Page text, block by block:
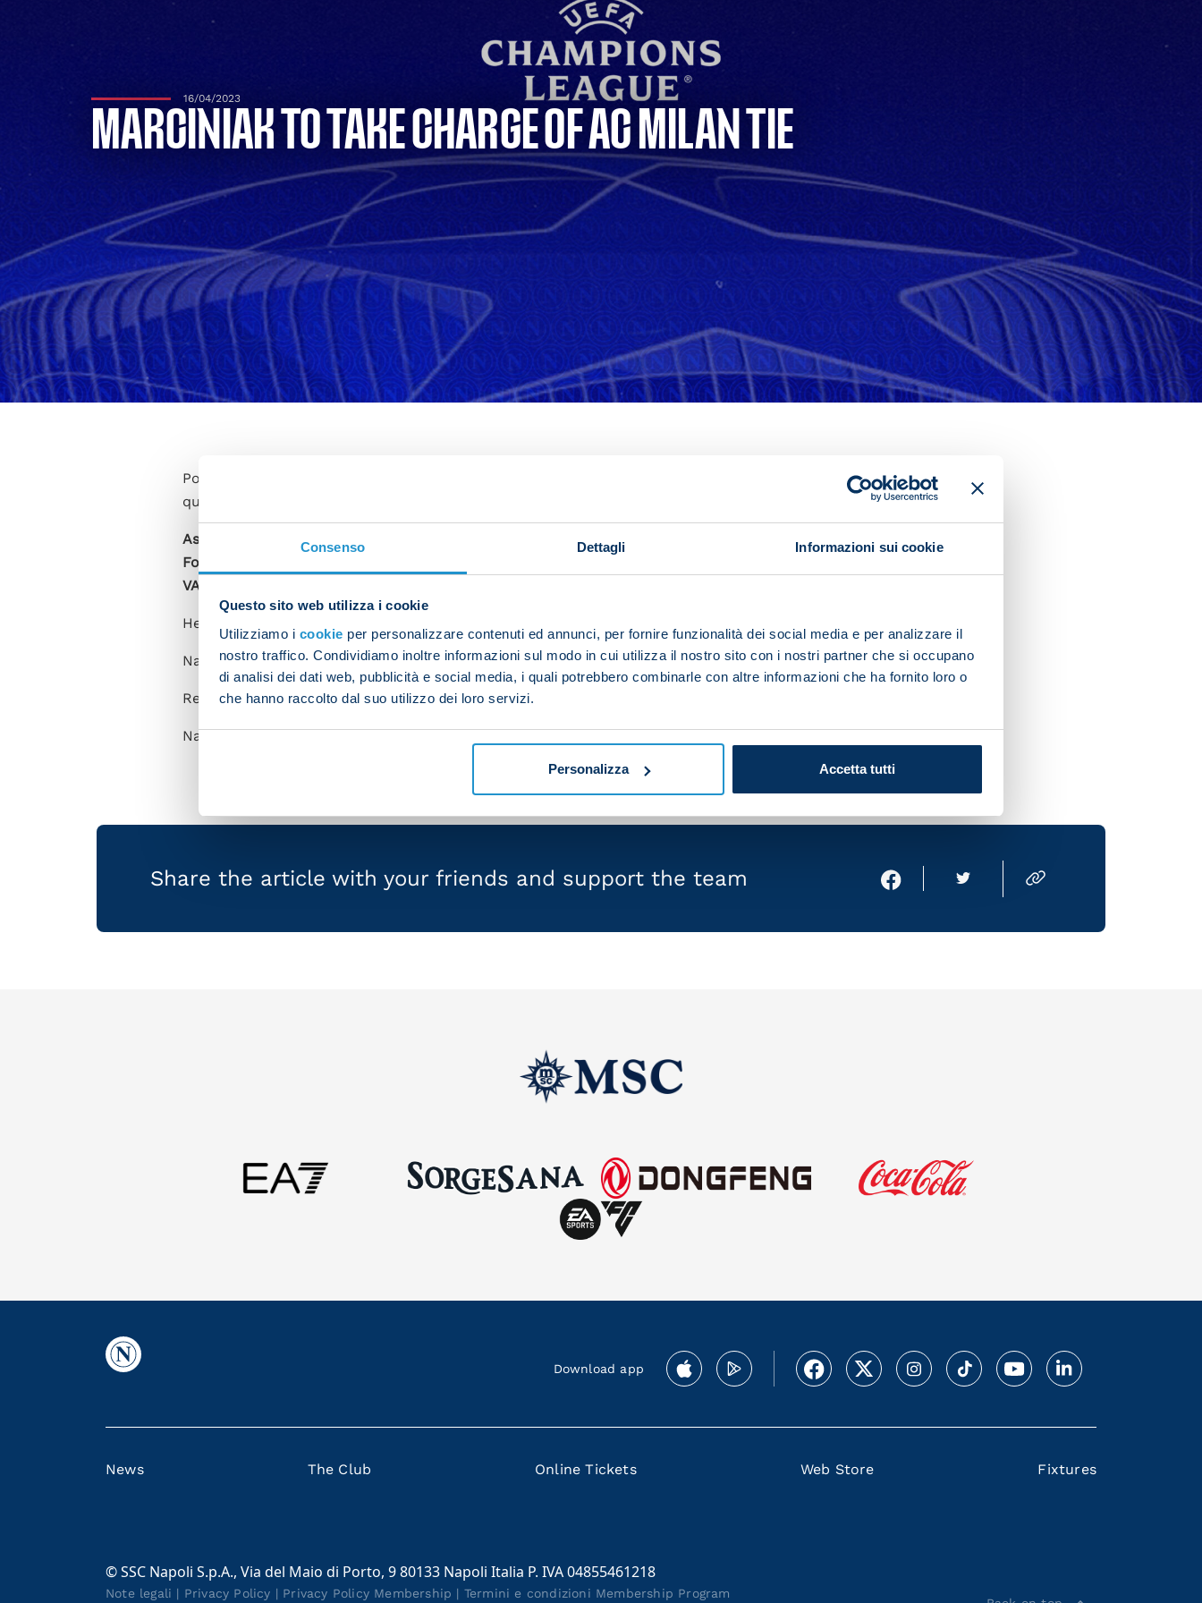
Consenso Dettagli Informazioni sui cookie
Questo sito web utilizza i cookie
Utilizziamo i cookie per personalizzare contenuti ed annunci, per fornire funzionalità dei social media e per analizzare il
nostro traffico. Condividiamo inoltre informazioni sul modo in cui utilizza il nostro sito con i nostri partner che si occupano
di analisi dei dati web, pubblicità e social media, i quali potrebbero combinarle con altre informazioni che ha fornito loro o
che hanno raccolto dal suo utilizzo dei loro servizi.
Personalizza Accetta tutti
16/04/2023
MARCINIAK TO TAKE CHARGE OF AC MILAN TIE
Polish referee Szymon Marciniak has been appointed as the referee of the second leg of the Champions League
quarter-final tie against AC Milan on Tuesday evening at the Stadio Maradona.
Assistants
: Sokolnicki (Polond) and Listkiewicz (Poland)
Fourth official
VAR
Here are the previous Napoli fixtures that the referee has taken charge of:
Napoli 2-0 Nice (Champions League, 16 August 2017)
Red Star Belgrade 0-0 Napoli (Champions League, 18 September 2018)
Napoli 1-1 Salzburg (Champions League, 5 November 2019)
Share the article with your friends and support the team
Download app
News The Club Online Tickets Web Store Fixtures
© SSC Napoli S.p.A., Via del Maio di Porto, 9 80133 Napoli Italia P. IVA 04855461218
Note legali | Privacy Policy | Privacy Policy Membership | Termini e condizioni Membership Program